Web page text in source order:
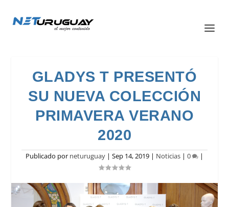
GLADYS T PRESENTÓ
SU NUEVA COLECCIÓN
PRIMAVERA VERANO
2020
Publicado por neturuguay | Sep 14, 2019 | Noticias | 0 |